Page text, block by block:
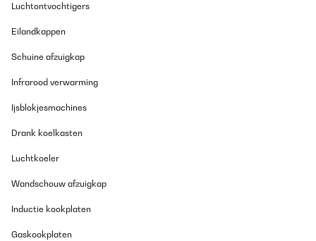
Luchtontvochtigers
Eilandkappen
Schuine afzuigkap
Infrarood verwarming
Ijsblokjesmachines
Drank koelkasten
Luchtkoeler
Wandschouw afzuigkap
Inductie kookplaten
Gaskookplaten